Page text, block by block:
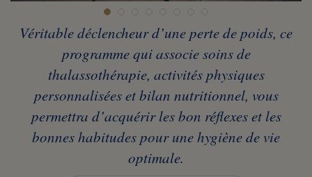
Véritable déclencheur d’une perte de poids, ce
programme qui associe soins de
thalassothérapie, activités physiques
personnalisées et bilan nutritionnel, vous
permettra d’acquérir les bon réflexes et les
bonnes habitudes pour une hygiène de vie
optimale.